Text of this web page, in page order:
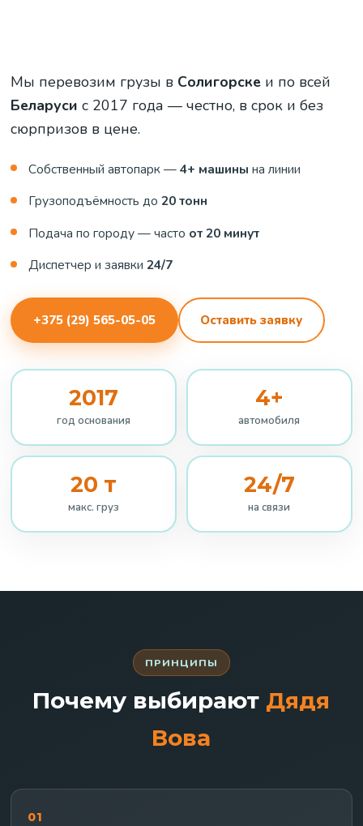
Мы перевозим грузы в Солигорске и по всей
Беларуси с 2017 года — честно, в срок и без
сюрпризов в цене.
Собственный автопарк —4+ машины на линии
Грузоподъёмность до20 тонн
Подача по городу — часто от 20 минут
Диспетчер и заявки24/7
+375 (29) 565-05-05 Оставить заявку
2017
год основания
4+
автомобиля
20 т
макс. груз
24/7
на связи
ПРИНЦИПЫ
Почему выбирают Дядя
Вова
01